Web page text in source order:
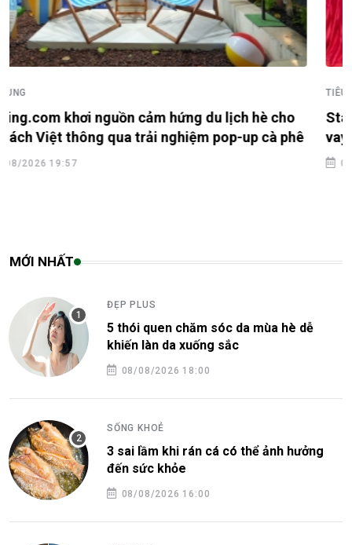
TIÊU DÙNG
Standard Chartered huy động thành công khoản
vay hợp vốn xã hội trị giá 721 triệu USD cho HDBank
05/08/2026 21:16
MỚI NHẤT
ĐẸP PLUS
5 thói quen chăm sóc da mùa hè dễ
khiến làn da xuống sắc
08/08/2026 18:00
SỐNG KHOẺ
3 sai lầm khi rán cá có thể ảnh hưởng
đến sức khỏe
08/08/2026 16:00